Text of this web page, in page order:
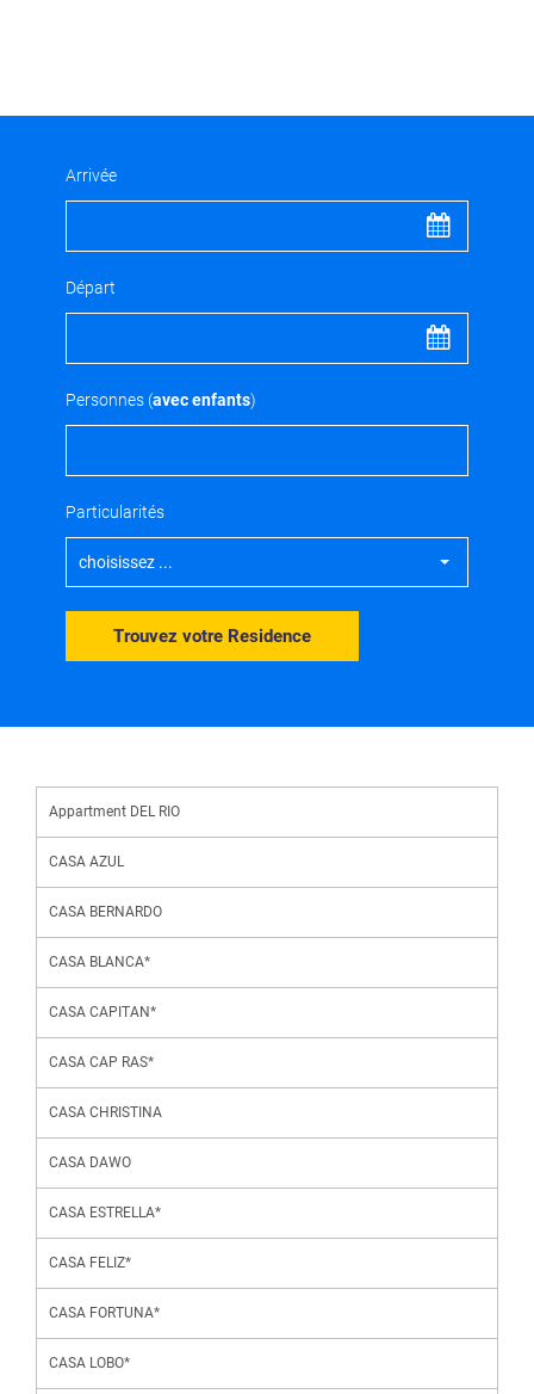
Arrivée
Départ
Personnes (avec enfants)
Particularités
choisissez ...
Trouvez votre Residence
Appartment DEL RIO
CASA AZUL
CASA BERNARDO
CASA BLANCA*
CASA CAPITAN*
CASA CAP RAS*
CASA CHRISTINA
CASA DAWO
CASA ESTRELLA*
CASA FELIZ*
CASA FORTUNA*
CASA LOBO*